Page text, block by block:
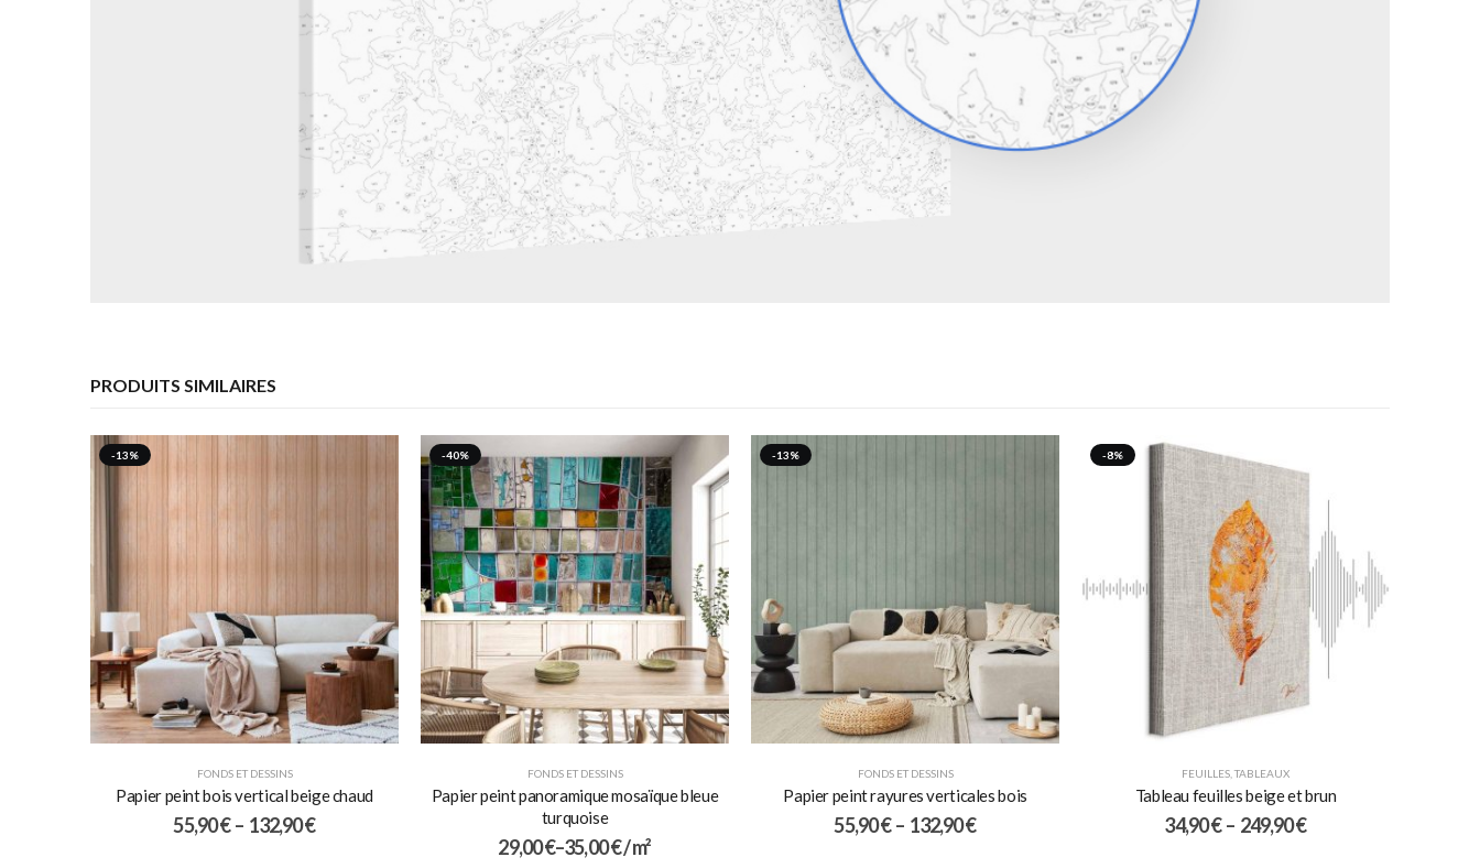
PRODUITS SIMILAIRES
-13%
FONDS ET DESSINS
Papier peint bois vertical beige chaud
55,90€ – 132,90€
-40%
FONDS ET DESSINS
Papier peint panoramique mosaïque bleue
turquoise
29,00€–35,00€/ m²
-13%
FONDS ET DESSINS
Papier peint rayures verticales bois
55,90€ – 132,90€
-8%
FEUILLES,TABLEAUX
Tableau feuilles beige et brun
34,90€ – 249,90€